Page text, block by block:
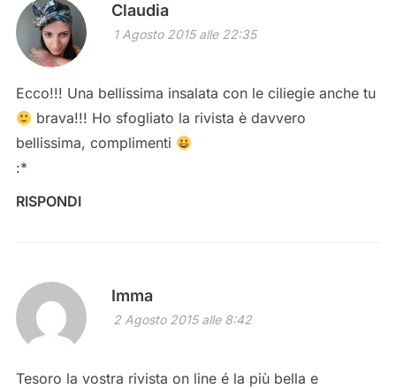
Claudia
1 Agosto 2015 alle 22:35
Ecco!!! Una bellissima insalata con le ciliegie anche tu
brava!!! Ho sfogliato la rivista è davvero
bellissima, complimenti
:*
RISPONDI
Imma
2 Agosto 2015 alle 8:42
Tesoro la vostra rivista on line é la più bella e